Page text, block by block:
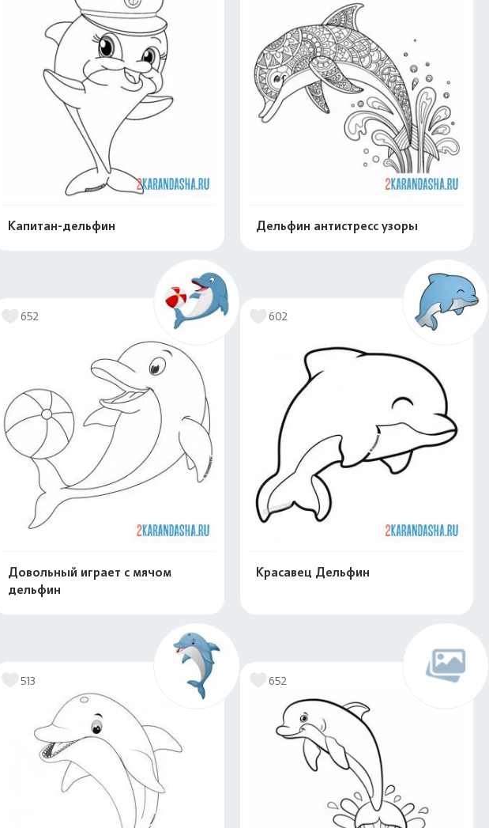
Капитан-дельфин Дельфин антистресс узоры
652
Довольный играет с мячом
дельфин
602
Красавец Дельфин
513 652